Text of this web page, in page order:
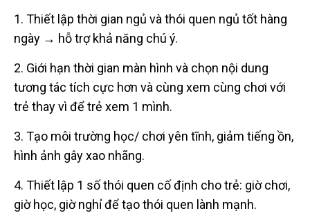
1. Thiết lập thời gian ngủ và thói quen ngủ tốt hàng
ngày → hỗ trợ khả năng chú ý.
2. Giới hạn thời gian màn hình và chọn nội dung
tương tác tích cực hơn và cùng xem cùng chơi với
trẻ thay vì để trẻ xem 1 mình.
3. Tạo môi trường học/ chơi yên tĩnh, giảm tiếng ồn,
hình ảnh gây xao nhãng.
4. Thiết lập 1 số thói quen cố định cho trẻ: giờ chơi,
giờ học, giờ nghỉ để tạo thói quen lành mạnh.